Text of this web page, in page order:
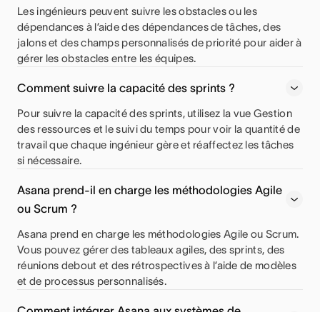
Les ingénieurs peuvent suivre les obstacles ou les
dépendances à l’aide des dépendances de tâches, des
jalons et des champs personnalisés de priorité pour aider à
gérer les obstacles entre les équipes.
Comment suivre la capacité des sprints ?
Pour suivre la capacité des sprints, utilisez la vue Gestion
des ressources et le suivi du temps pour voir la quantité de
travail que chaque ingénieur gère et réaffectez les tâches
si nécessaire.
Asana prend-il en charge les méthodologies Agile
ou Scrum ?
Asana prend en charge les méthodologies Agile ou Scrum.
Vous pouvez gérer des tableaux agiles, des sprints, des
réunions debout et des rétrospectives à l’aide de modèles
et de processus personnalisés.